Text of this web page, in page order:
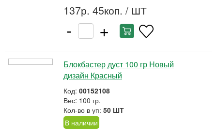
137р. 45коп. / ШТ
- +
Блокбастер дуст 100 гр Новый
дизайн Красный
Код: 00152108
Вес: 100 гр.
Кол-во в уп: 50 ШТ
В наличии